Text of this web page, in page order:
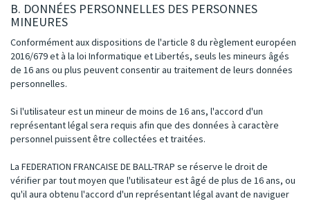
B. DONNÉES PERSONNELLES DES PERSONNES
MINEURES
Conformément aux dispositions de l'article 8 du règlement européen
2016/679 et à la loi Informatique et Libertés, seuls les mineurs âgés
de 16 ans ou plus peuvent consentir au traitement de leurs données
personnelles.
Si l'utilisateur est un mineur de moins de 16 ans, l'accord d'un
représentant légal sera requis afin que des données à caractère
personnel puissent être collectées et traitées.
La FEDERATION FRANCAISE DE BALL-TRAP se réserve le droit de
vérifier par tout moyen que l'utilisateur est âgé de plus de 16 ans, ou
qu'il aura obtenu l'accord d'un représentant légal avant de naviguer